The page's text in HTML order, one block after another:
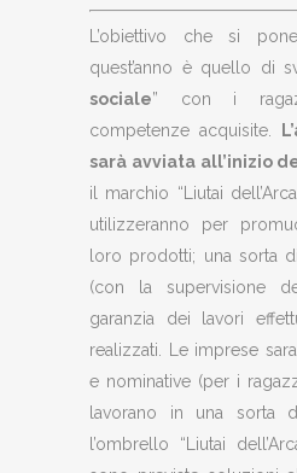
L’obiettivo che si
quest’anno è quello di
sociale” con i
competenze acquisite.
sarà avviata all’inizio
il marchio “Liutai
utilizzeranno per
loro prodotti; una sorta
(con la supervisione
garanzia dei lavori
realizzati. Le imprese
e nominative (per i
lavorano in una sorta
l’ombrello “Liutai